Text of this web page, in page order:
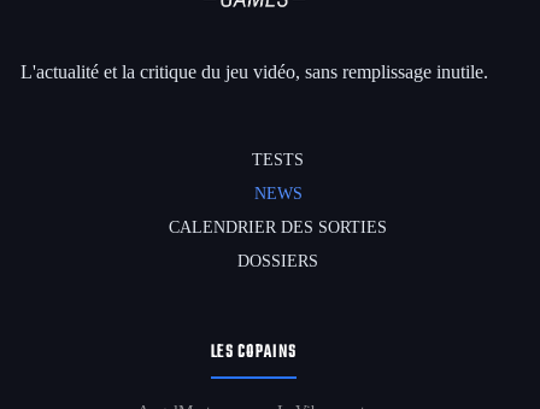
L'actualité et la critique du jeu vidéo, sans remplissage inutile.
TESTS
NEWS
CALENDRIER DES SORTIES
DOSSIERS
LES COPAINS